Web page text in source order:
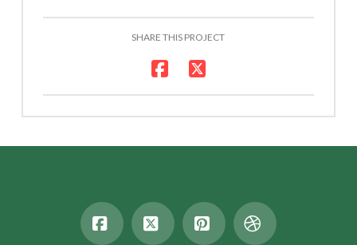
SHARE THIS PROJECT